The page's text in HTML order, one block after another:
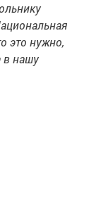
это нужно,
в нашу